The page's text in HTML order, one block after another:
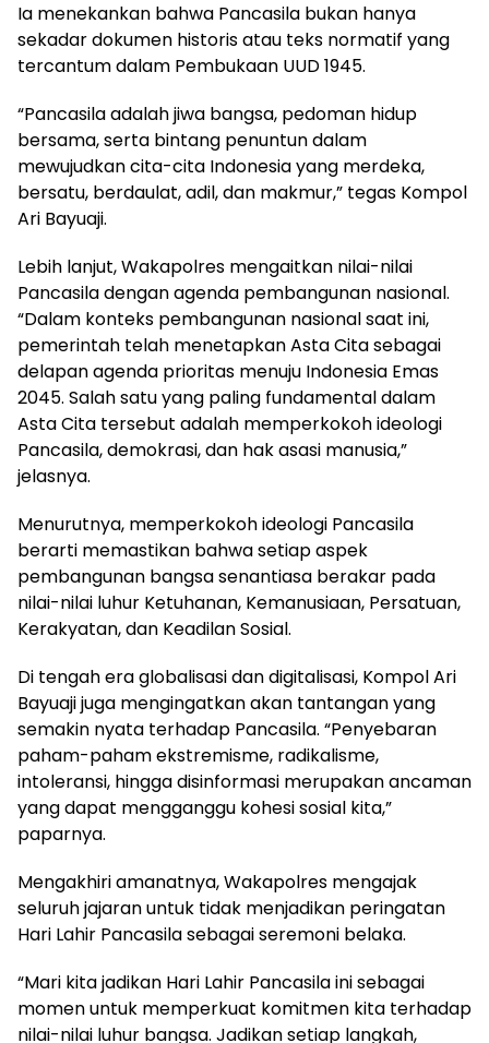
Ia menekankan bahwa Pancasila bukan hanya
sekadar dokumen historis atau teks normatif yang
tercantum dalam Pembukaan UUD 1945.
“Pancasila adalah jiwa bangsa, pedoman hidup
bersama, serta bintang penuntun dalam
mewujudkan cita-cita Indonesia yang merdeka,
bersatu, berdaulat, adil, dan makmur,” tegas Kompol
Ari Bayuaji.
Lebih lanjut, Wakapolres mengaitkan nilai-nilai
Pancasila dengan agenda pembangunan nasional.
“Dalam konteks pembangunan nasional saat ini,
pemerintah telah menetapkan Asta Cita sebagai
delapan agenda prioritas menuju Indonesia Emas
2045. Salah satu yang paling fundamental dalam
Asta Cita tersebut adalah memperkokoh ideologi
Pancasila, demokrasi, dan hak asasi manusia,”
jelasnya.
Menurutnya, memperkokoh ideologi Pancasila
berarti memastikan bahwa setiap aspek
pembangunan bangsa senantiasa berakar pada
nilai-nilai luhur Ketuhanan, Kemanusiaan, Persatuan,
Kerakyatan, dan Keadilan Sosial.
Di tengah era globalisasi dan digitalisasi, Kompol Ari
Bayuaji juga mengingatkan akan tantangan yang
semakin nyata terhadap Pancasila. “Penyebaran
paham-paham ekstremisme, radikalisme,
intoleransi, hingga disinformasi merupakan ancaman
yang dapat mengganggu kohesi sosial kita,”
paparnya.
Mengakhiri amanatnya, Wakapolres mengajak
seluruh jajaran untuk tidak menjadikan peringatan
Hari Lahir Pancasila sebagai seremoni belaka.
“Mari kita jadikan Hari Lahir Pancasila ini sebagai
momen untuk memperkuat komitmen kita terhadap
nilai-nilai luhur bangsa. Jadikan setiap langkah,